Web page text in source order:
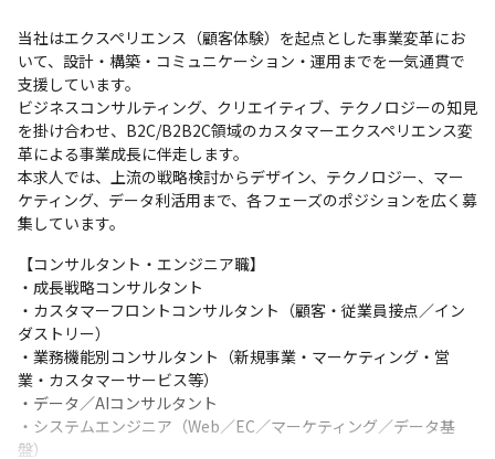
当社はエクスペリエンス（顧客体験）を起点とした事業変革にお
いて、設計・構築・コミュニケーション・運用までを一気通貫で
支援しています。
ビジネスコンサルティング、クリエイティブ、テクノロジーの知見
を掛け合わせ、B2C/B2B2C領域のカスタマーエクスペリエンス変
革による事業成長に伴走します。
本求人では、上流の戦略検討からデザイン、テクノロジー、マー
ケティング、データ利活用まで、各フェーズのポジションを広く募
集しています。
【コンサルタント・エンジニア職】
・成長戦略コンサルタント
・カスタマーフロントコンサルタント（顧客・従業員接点／イン
ダストリー）
・業務機能別コンサルタント（新規事業・マーケティング・営
業・カスタマーサービス等）
・データ／AIコンサルタント
・システムエンジニア（Web／EC／マーケティング／データ基
盤）